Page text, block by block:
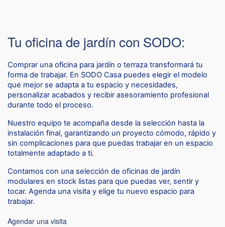
Tu oficina de jardín con SODO:
Comprar una oficina para jardín o terraza transformará tu
forma de trabajar. En SODO Casa puedes elegir el modelo
que mejor se adapta a tu espacio y necesidades,
personalizar acabados y recibir asesoramiento profesional
durante todo el proceso.
Nuestro equipo te acompaña desde la selección hasta la
instalación final, garantizando un proyecto cómodo, rápido y
sin complicaciones para que puedas trabajar en un espacio
totalmente adaptado a ti.
Contamos con una selección de oficinas de jardín
modulares en stock listas para que puedas ver, sentir y
tocar. Agenda una visita y elige tu nuevo espacio para
trabajar.
Agendar una visita